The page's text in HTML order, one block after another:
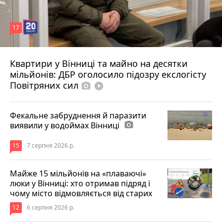
Квартири у Вінниці та майно на десятки
мільйонів: ДБР оголосило підозру екслогісту
Повітряних сил photo_camera play_circle_filled
17
6 серпня 2026 р.
Фекальне забруднення й паразити
виявили у водоймах Вінниці photo_camera
15 7 серпня 2026 р.
Майже 15 мільйонів на «плаваючі»
люки у Вінниці: хто отримав підряд і
чому місто відмовляється від старих
12 6 серпня 2026 р.